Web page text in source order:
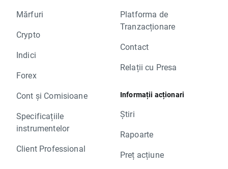
Mărfuri
Crypto
Indici
Forex
Cont și Comisioane
Specificațiile
instrumentelor
Client Professional
Platforma de
Tranzacționare
Contact
Relații cu Presa
Informații acționari
Știri
Rapoarte
Preț acțiune